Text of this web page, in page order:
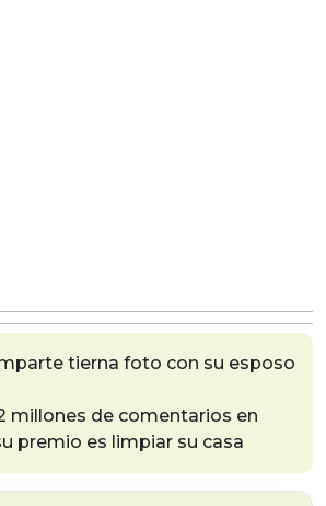
tierna foto con su esposo
millones de comentarios en
premio es limpiar su casa